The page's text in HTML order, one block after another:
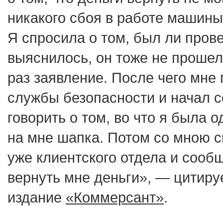
никакого сбоя в работе
Я спросила о том, был ли
выяснилось, он тоже не
раз заявление. После чего мне
службы безопасности и начал
говорить о том, во что я была
на мне шапка. Потом со мною
уже клиентского отдела и
вернуть мне деньги», —
издание «Коммерсант».